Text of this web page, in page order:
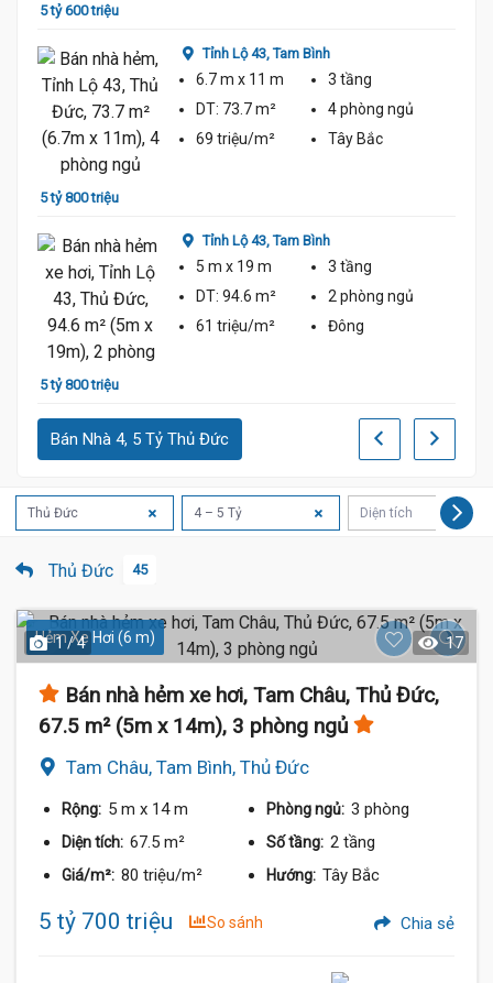
5 tỷ 600 triệu
5 tỷ 800 triệu
Tỉnh Lộ 43,Tam Bình
6.7 m x 11 m
3 tầng
DT: 73.7 m² 4 phòng ngủ
69 triệu/m²
Tây Bắc
5 tỷ 800 triệu
Tỉnh Lộ 43,Tam Bình
5 m x 19 m
3 tầng
DT: 94.6 m² 2 phòng ngủ
61 triệu/m²
Đông
Bán Nhà 4, 5 Tỷ Thủ Đức
Thủ Đức 4 – 5 Tỷ Diện tích
Thủ Đức 45
Hẻm Xe Hơi (6 m)
1 / 4 17
Bán nhà hẻm xe hơi, Tam Châu, Thủ Đức,
67.5 m² (5m x 14m), 3 phòng ngủ
Tam Châu, Tam Bình, Thủ Đức
Rộng: 5 m x 14 m Phòng ngủ: 3 phòng
Diện tích: 67.5 m² Số tầng: 2 tầng
Giá/m²: 80 triệu/m² Hướng: Tây Bắc
5 tỷ 700 triệu So sánh Chia sẻ